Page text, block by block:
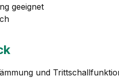
geeignet
und